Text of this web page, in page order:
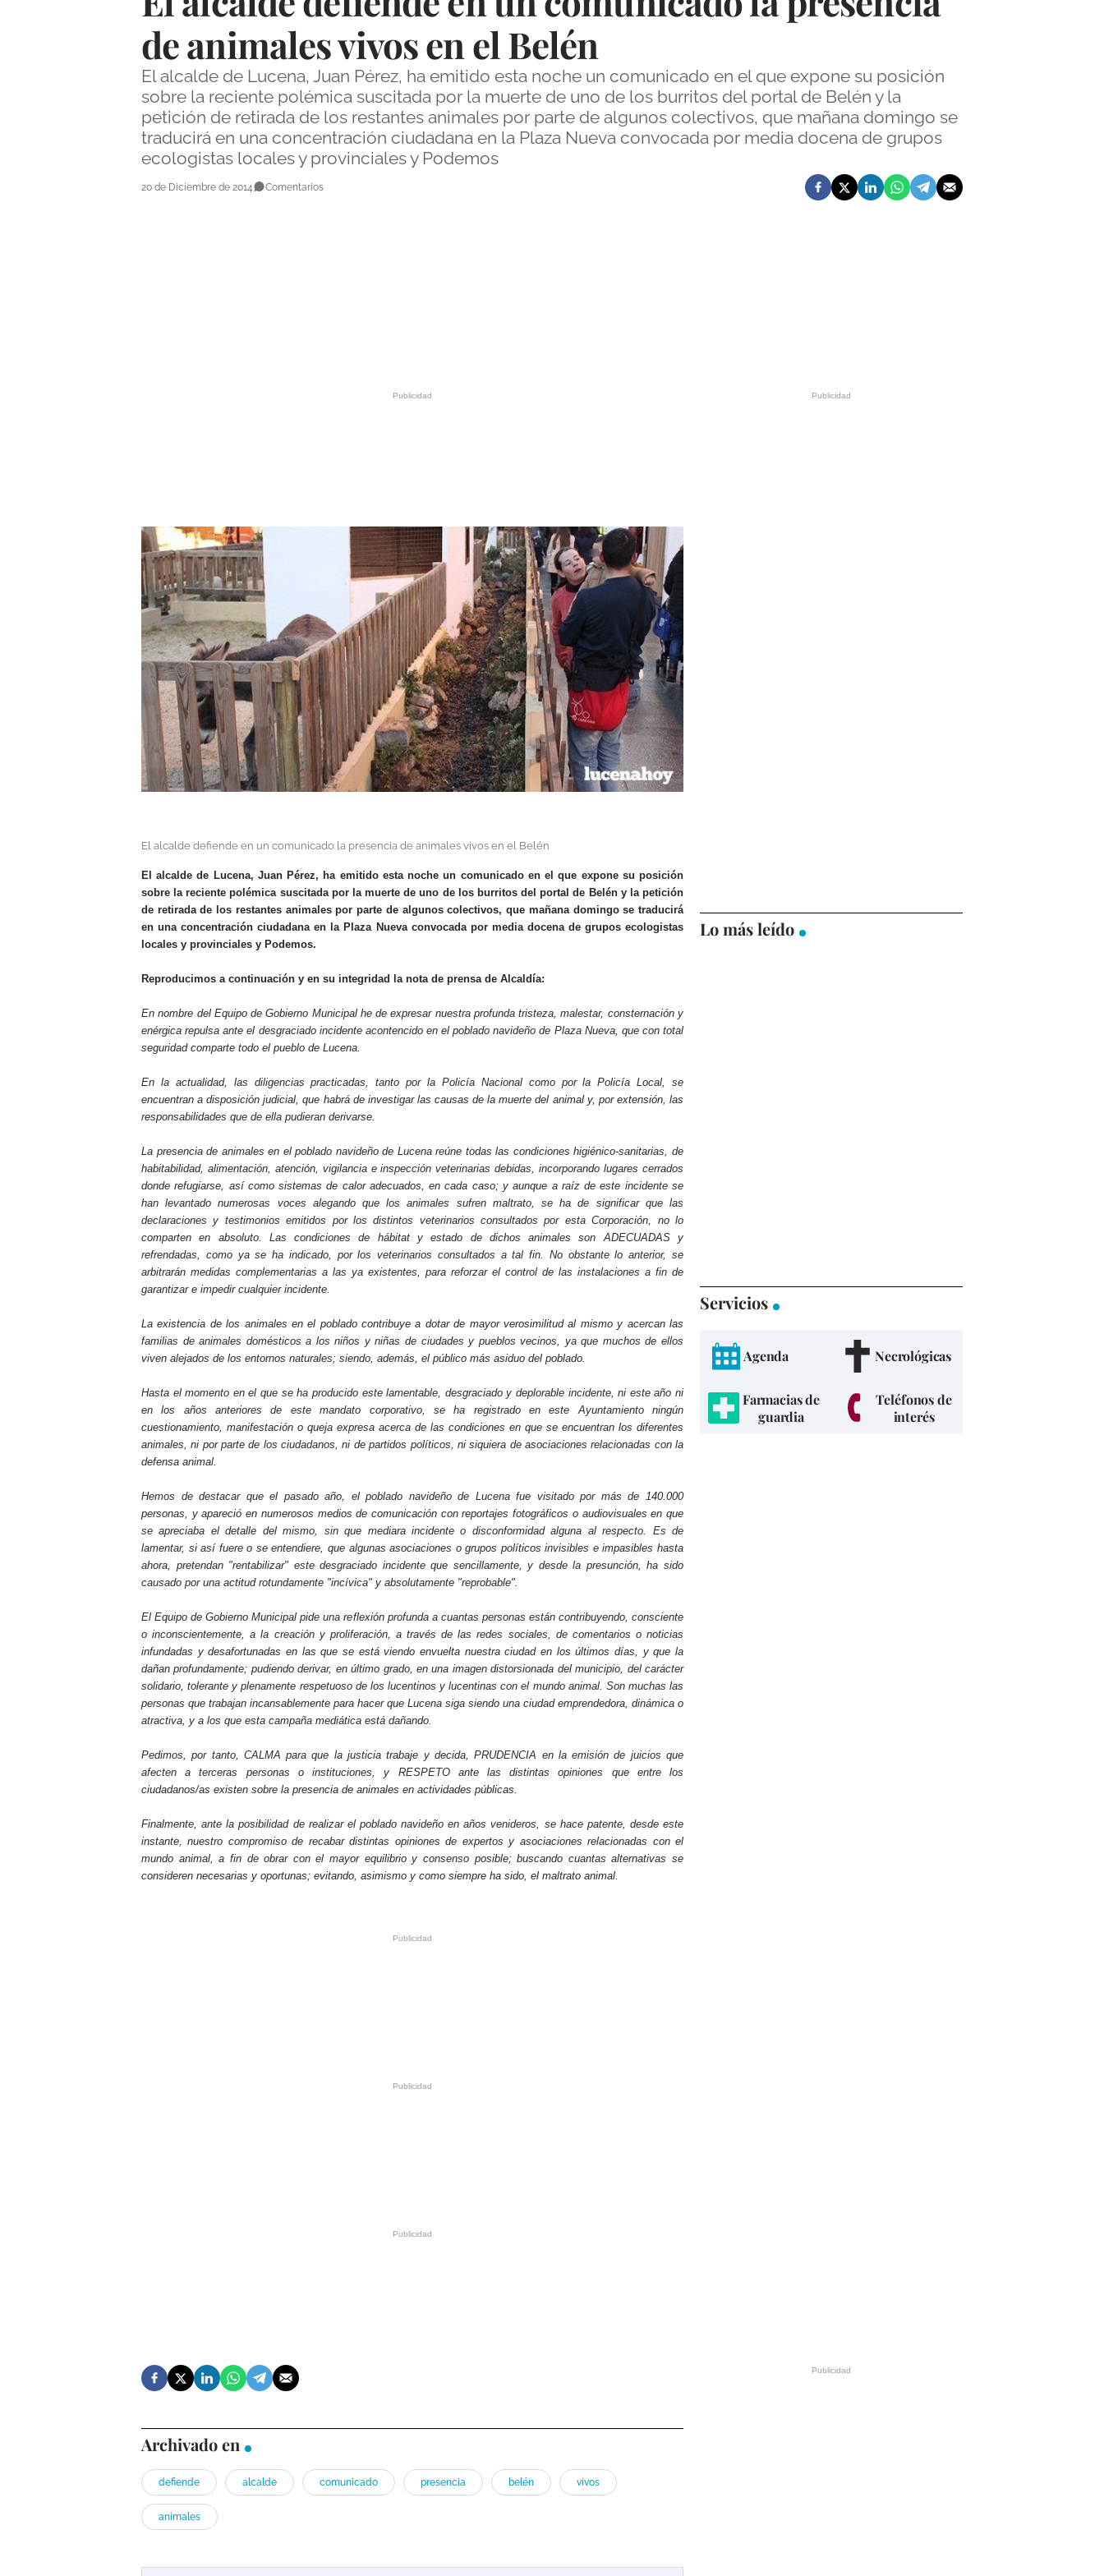
de animales vivos en el Belén
El alcalde de Lucena, Juan Pérez, ha emitido esta noche un comunicado en el que expone su posición
sobre la reciente polémica suscitada por la muerte de uno de los burritos del portal de Belén y la
petición de retirada de los restantes animales por parte de algunos colectivos, que mañana domingo se
traducirá en una concentración ciudadana en la Plaza Nueva convocada por media docena de grupos
ecologistas locales y provinciales y Podemos
20 de Diciembre de 2014 Comentarios
El alcalde defiende en un comunicado la presencia de animales vivos en el Belén
El alcalde de Lucena, Juan Pérez, ha emitido esta noche un comunicado en el que expone su posición
sobre la reciente polémica suscitada por la muerte de uno de los burritos del portal de Belén y la petición
de retirada de los restantes animales por parte de algunos colectivos, que mañana domingo se traducirá
en una concentración ciudadana en la Plaza Nueva convocada por media docena de grupos ecologistas
locales y provinciales y Podemos.
Reproducimos a continuación y en su integridad la nota de prensa de Alcaldía:
En nombre del Equipo de Gobierno Municipal he de expresar nuestra profunda tristeza, malestar, consternación y
enérgica repulsa ante el desgraciado incidente acontencido en el poblado navideño de Plaza Nueva, que con total
seguridad comparte todo el pueblo de Lucena.
En la actualidad, las diligencias practicadas, tanto por la Policía Nacional como por la Policía Local, se
encuentran a disposición judicial, que habrá de investigar las causas de la muerte del animal y, por extensión, las
responsabilidades que de ella pudieran derivarse.
La presencia de animales en el poblado navideño de Lucena reúne todas las condiciones higiénico-sanitarias, de
habitabilidad, alimentación, atención, vigilancia e inspección veterinarias debidas, incorporando lugares cerrados
donde refugiarse, así como sistemas de calor adecuados, en cada caso; y aunque a raíz de este incidente se
han levantado numerosas voces alegando que los animales sufren maltrato, se ha de significar que las
declaraciones y testimonios emitidos por los distintos veterinarios consultados por esta Corporación, no lo
comparten en absoluto. Las condiciones de hábitat y estado de dichos animales son ADECUADAS y
refrendadas, como ya se ha indicado, por los veterinarios consultados a tal fin. No obstante lo anterior, se
arbitrarán medidas complementarias a las ya existentes, para reforzar el control de las instalaciones a fin de
garantizar e impedir cualquier incidente.
La existencia de los animales en el poblado contribuye a dotar de mayor verosimilitud al mismo y acercan las
familias de animales domésticos a los niños y niñas de ciudades y pueblos vecinos, ya que muchos de ellos
viven alejados de los entornos naturales; siendo, además, el público más asiduo del poblado.
Hasta el momento en el que se ha producido este lamentable, desgraciado y deplorable incidente, ni este año ni
en los años anteriores de este mandato corporativo, se ha registrado en este Ayuntamiento ningún
cuestionamiento, manifestación o queja expresa acerca de las condiciones en que se encuentran los diferentes
animales, ni por parte de los ciudadanos, ni de partidos políticos, ni siquiera de asociaciones relacionadas con la
defensa animal.
Hemos de destacar que el pasado año, el poblado navideño de Lucena fue visitado por más de 140.000
personas, y apareció en numerosos medios de comunicación con reportajes fotográficos o audiovisuales en que
se apreciaba el detalle del mismo, sin que mediara incidente o disconformidad alguna al respecto. Es de
lamentar, si así fuere o se entendiere, que algunas asociaciones o grupos políticos invisibles e impasibles hasta
ahora, pretendan "rentabilizar" este desgraciado incidente que sencillamente, y desde la presunción, ha sido
causado por una actitud rotundamente "incívica" y absolutamente "reprobable".
El Equipo de Gobierno Municipal pide una reflexión profunda a cuantas personas están contribuyendo, consciente
o inconscientemente, a la creación y proliferación, a través de las redes sociales, de comentarios o noticias
infundadas y desafortunadas en las que se está viendo envuelta nuestra ciudad en los últimos días, y que la
dañan profundamente; pudiendo derivar, en último grado, en una imagen distorsionada del municipio, del carácter
solidario, tolerante y plenamente respetuoso de los lucentinos y lucentinas con el mundo animal. Son muchas las
personas que trabajan incansablemente para hacer que Lucena siga siendo una ciudad emprendedora, dinámica o
atractiva, y a los que esta campaña mediática está dañando.
Pedimos, por tanto, CALMA para que la justicia trabaje y decida, PRUDENCIA en la emisión de juicios que
afecten a terceras personas o instituciones, y RESPETO ante las distintas opiniones que entre los
ciudadanos/as existen sobre la presencia de animales en actividades públicas.
Finalmente, ante la posibilidad de realizar el poblado navideño en años venideros, se hace patente, desde este
instante, nuestro compromiso de recabar distintas opiniones de expertos y asociaciones relacionadas con el
mundo animal, a fin de obrar con el mayor equilibrio y consenso posible; buscando cuantas alternativas se
consideren necesarias y oportunas; evitando, asimismo y como siempre ha sido, el maltrato animal.
Archivado en
defiende alcalde comunicado presencia belén vivos
animales
Lo más leído
Servicios
Agenda Necrológicas
Farmacias de
guardia
Teléfonos de
interés